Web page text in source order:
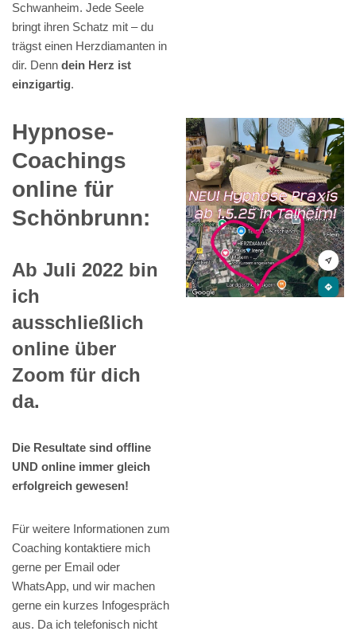
Schwanheim. Jede Seele
bringt ihren Schatz mit – du
trägst einen Herzdiamanten in
dir. Denn dein Herz ist
einzigartig.
Hypnose-
Coachings
online für
Schönbrunn:
Ab Juli 2022 bin
ich
ausschließlich
online über
Zoom für dich
da.
Die Resultate sind offline
UND online immer gleich
erfolgreich gewesen!
Für weitere Informationen zum
Coaching kontaktiere mich
gerne per Email oder
WhatsApp, und wir machen
gerne ein kurzes Infogespräch
aus. Da ich telefonisch nicht